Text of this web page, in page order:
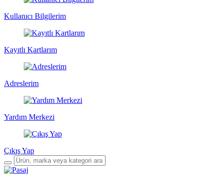
Kullanıcı Bilgilerim
Kayıtlı Kartlarım
Adreslerim
Yardım Merkezi
Çıkış Yap